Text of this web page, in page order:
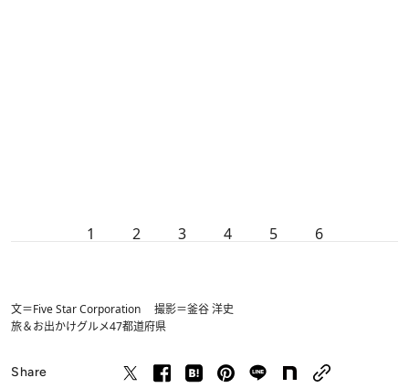
1 2 3 4 5 6
文＝Five Star Corporation 撮影＝釜谷 洋史
旅＆お出かけグルメ47都道府県
Share